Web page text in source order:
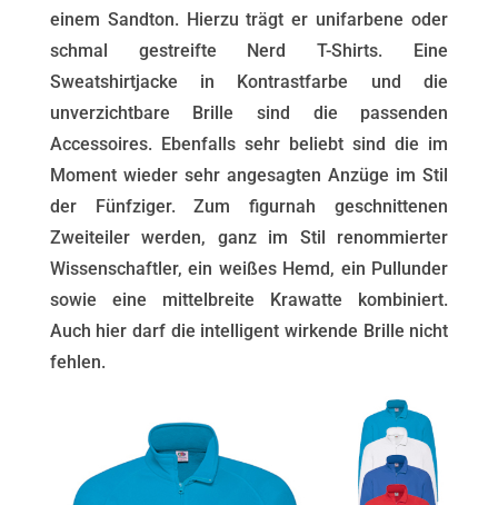
einem Sandton. Hierzu trägt er unifarbene oder
schmal gestreifte Nerd T-Shirts. Eine
Sweatshirtjacke in Kontrastfarbe und die
unverzichtbare Brille sind die passenden
Accessoires. Ebenfalls sehr beliebt sind die im
Moment wieder sehr angesagten Anzüge im Stil
der Fünfziger. Zum figurnah geschnittenen
Zweiteiler werden, ganz im Stil renommierter
Wissenschaftler, ein weißes Hemd, ein Pullunder
sowie eine mittelbreite Krawatte kombiniert.
Auch hier darf die intelligent wirkende Brille nicht
fehlen.